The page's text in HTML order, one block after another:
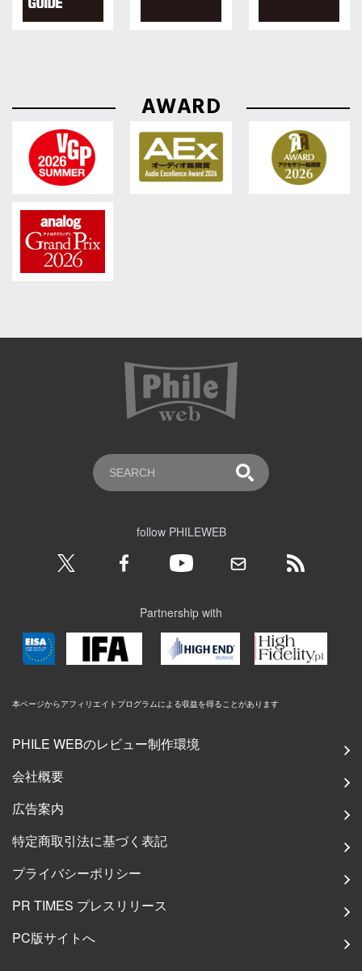
AWARD
follow PHILEWEB
Partnership with
本ページからアフィリエイトプログラムによる収益を得ることがあります
PHILE WEBのレビュー制作環境
会社概要
広告案内
特定商取引法に基づく表記
プライバシーポリシー
PR TIMES プレスリリース
PC版サイトへ